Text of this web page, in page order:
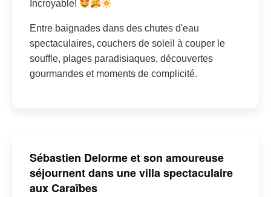
Incroyable!
Entre baignades dans des chutes d'eau
spectaculaires, couchers de soleil à couper le
souffle, plages paradisiaques, découvertes
gourmandes et moments de complicité.
Sébastien Delorme et son amoureuse
séjournent dans une villa spectaculaire
aux Caraïbes